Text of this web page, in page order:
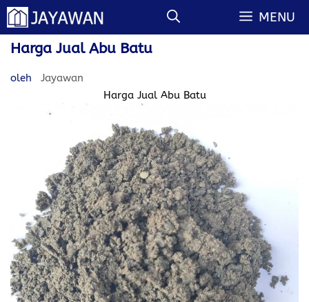
Langsung
ke
isi
MENU
Harga Jual Abu Batu
oleh
Jayawan
Harga Jual Abu Batu